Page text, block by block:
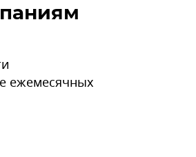
ежемесячных